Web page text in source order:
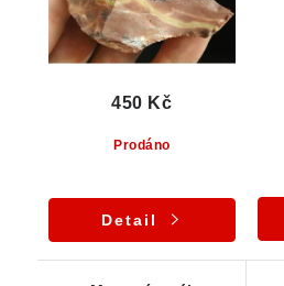
Prodáno
450 Kč
Detail